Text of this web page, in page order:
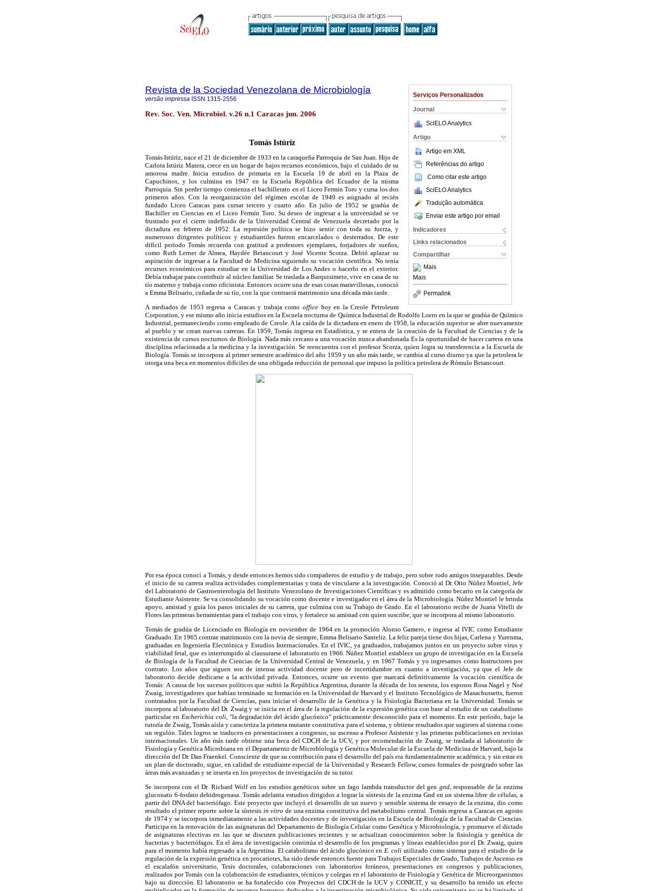
Serviços Personalizados
Journal
SciELO Analytics
Artigo
Artigo em XML
Referências do artigo
Como citar este artigo
SciELO Analytics
Tradução automática
Enviar este artigo por email
Indicadores
Links relacionados
Compartilhar
Mais
Mais
Permalink
Revista de la Sociedad Venezolana de Microbiología
versão impressa ISSN 1315-2556
Rev. Soc. Ven. Microbiol. v.26 n.1 Caracas jun. 2006
Tomás Istúriz
Tomás Istúriz, nace el 21 de diciembre de 1933 en la caraqueña Parroquia de San Juan. Hijo de
Carlota Istúriz Matera, crece en un hogar de bajos recursos económicos, bajo el cuidado de su
amorosa madre. Inicia estudios de primaria en la Escuela 19 de abril en la Plaza de
Capuchinos, y los culmina en 1947 en la Escuela República del Ecuador de la misma
Parroquia. Sin perder tiempo comienza el bachillerato en el Liceo Fermín Toro y cursa los dos
primeros años. Con la reorganización del régimen escolar de 1949 es asignado al recién
fundado Liceo Caracas para cursar tercero y cuarto año. En julio de 1952 se gradúa de
Bachiller en Ciencias en el Liceo Fermín Toro. Su deseo de ingresar a la universidad se ve
frustrado por el cierre indefinido de la Universidad Central de Venezuela decretado por la
dictadura en febrero de 1952. La represión política se hizo sentir con toda su fuerza, y
numerosos dirigentes políticos y estudiantiles fueron encarcelados o desterrados. De este
difícil período Tomás recuerda con gratitud a profesores ejemplares, forjadores de sueños,
como Ruth Lerner de Almea, Haydée Betancourt y José Vicente Scorza. Debió aplazar su
aspiración de ingresar a la Facultad de Medicina siguiendo su vocación científica. No tenía
recursos económicos para estudiar en la Universidad de Los Andes o hacerlo en el exterior.
Debía trabajar para contribuir al núcleo familiar. Se traslada a Barquisimeto, vive en casa de su
tío materno y trabaja como oficinista. Entonces ocurre una de esas cosas maravillosas, conoció
a Emma Belisario, cuñada de su tío, con la que contraerá matrimonio una década más tarde.
A mediados de 1953 regresa a Caracas y trabaja como office boyen la Creole Petroleum
Corporation, y ese mismo año inicia estudios en la Escuela nocturna de Química Industrial de Rodolfo Loero en la que se gradúa de Químico
Industrial, permaneciendo como empleado de Creole. A la caída de la dictadura en enero de 1958, la educación superior se abre nuevamente
al pueblo y se crean nuevas carreras. En 1959, Tomás ingresa en Estadística, y se entera de la creación de la Facultad de Ciencias y de la
existencia de cursos nocturnos de Biología. Nada más cercano a una vocación nunca abandonada Es la oportunidad de hacer carrera en una
disciplina relacionada a la medicina y la investigación. Se reencuentra con el profesor Scorza, quien logra su transferencia a la Escuela de
Biología. Tomás se incorpora al primer semestre académico del año 1959 y un año más tarde, se cambia al curso diurno ya que la petrolera le
otorga una beca en momentos difíciles de una obligada reducción de personal que impuso la política petrolera de Rómulo Betancourt.
Por esa época conocí a Tomás, y desde entonces hemos sido compañeros de estudio y de trabajo, pero sobre todo amigos inseparables. Desde
el inicio de su carrera realiza actividades complementarias y trata de vincularse a la investigación. Conoció al Dr. Otto Núñez Montiel, Jefe
del Laboratorio de Gastroenterología del Instituto Venezolano de Investigaciones Científicas y es admitido como becario en la categoría de
Estudiante Asistente. Se va consolidando su vocación como docente e investigador en el área de la Microbiología. Núñez Montiel le brinda
apoyo, amistad y guía los pasos iniciales de su carrera, que culmina con su Trabajo de Grado. En el laboratorio recibe de Juana Vitelli de
Flores las primeras herramientas para el trabajo con virus, y fortalece su amistad con quien suscribe, que se incorpora al mismo laboratorio.
Tomás de gradúa de Licenciado en Biología en noviembre de 1964 en la promoción Alonso Gamero, e ingresa al IVIC como Estudiante
Graduado. En 1965 contrae matrimonio con la novia de siempre, Emma Belisario Santeliz. La feliz pareja tiene dos hijas, Carlena y Yurenma,
graduadas en Ingeniería Electrónica y Estudios Internacionales. En el IVIC, ya graduados, trabajamos juntos en un proyecto sobre virus y
viabilidad fetal, que es interrumpido al clausurarse el laboratorio en 1966. Núñez Montiel establece un grupo de investigación en la Escuela
de Biología de la Facultad de Ciencias de la Universidad Central de Venezuela, y en 1967 Tomás y yo ingresamos como Instructores por
contrato. Los años que siguen son de intensa actividad docente pero de incertidumbre en cuanto a investigación, ya que el Jefe de
laboratorio decide dedicarse a la actividad privada. Entonces, ocurre un evento que marcará definitivamente la vocación científica de
Tomás: A causa de los sucesos políticos que sufrió la República Argentina, durante la década de los sesenta, los esposos Rosa Nagel y Noé
Zwaig, investigadores que habían terminado su formación en la Universidad de Harvard y el Instituto Tecnológico de Masachussetts, fueron
contratados por la Facultad de Ciencias, para iniciar el desarrollo de la Genética y la Fisiología Bacteriana en la Universidad. Tomás se
incorpora al laboratorio del Dr. Zwaig y se inicia en el área de la regulación de la expresión genética con base al estudio de un catabolismo
particular en Escherichia coli, "la degradación del ácido glucónico" prácticamente desconocido para el momento. En este período, bajo la
tutoría de Zwaig, Tomás aísla y caracteriza la primera mutante constitutiva para el sistema, y obtiene resultados que sugieren al sistema como
un regulón. Tales logros se traducen en presentaciones a congresos, su ascenso a Profesor Asistente y las primeras publicaciones en revistas
internacionales. Un año más tarde obtiene una beca del CDCH de la UCV, y por recomendación de Zwaig, se traslada al laboratorio de
Fisiología y Genética Microbiana en el Departamento de Microbiología y Genética Molecular de la Escuela de Medicina de Harvard, bajo la
dirección del Dr. Dan Fraenkel. Consciente de que su contribución para el desarrollo del país era fundamentalmente académica, y sin estar en
un plan de doctorado, sigue, en calidad de estudiante especial de la Universidad y Research Fellow, cursos formales de postgrado sobre las
áreas más avanzadas y se inserta en los proyectos de investigación de su tutor.
Se incorpora con el Dr. Richard Wolf en los estudios genéticos sobre un fago lambda transductor del gen gnd,responsable de la enzima
gluconato 6-fosfato dehidrogenasa. Tomás adelanta estudios dirigidos a lograr la síntesis de la enzima Gnd en un sistema libre de células, a
partir del DNA del bacteriófago. Este proyecto que incluyó el desarrollo de un nuevo y sensible sistema de ensayo de la enzima, dio como
resultado el primer reporte sobre la síntesis in vitro de una enzima constitutiva del metabolismo central. Tomás regresa a Caracas en agosto
de 1974 y se incorpora inmediatamente a las actividades docentes y de investigación en la Escuela de Biología de la Facultad de Ciencias.
Participa en la renovación de las asignaturas del Departamento de Biología Celular como Genética y Microbiología, y promueve el dictado
de asignaturas electivas en las que se discuten publicaciones recientes y se actualizan conocimientos sobre la fisiología y genética de
bacterias y bacteriófagos. En el área de investigación continúa el desarrollo de los programas y líneas establecidos por el Dr. Zwaig, quien
para el momento había regresado a la Argentina. El catabolismo del ácido glucónico en E. coli utilizado como sistema para el estudio de la
regulación de la expresión genética en procariotes, ha sido desde entonces fuente para Trabajos Especiales de Grado, Trabajos de Ascenso en
el escalafón universitario, Tesis doctorales, colaboraciones con laboratorios foráneos, presentaciones en congresos y publicaciones,
realizados por Tomás con la colaboración de estudiantes, técnicos y colegas en el laboratorio de Fisiología y Genética de Microorganismos
bajo su dirección. El laboratorio se ha fortalecido con Proyectos del CDCH de la UCV y CONICIT, y su desarrollo ha tenido un efecto